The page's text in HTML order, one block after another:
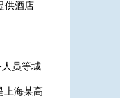
供酒店
员等城
上海某高